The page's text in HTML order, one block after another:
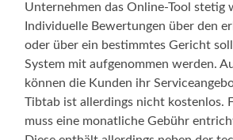
Unternehmen das Online-Tool stetig
Individuelle Bewertungen über den
oder über ein bestimmtes Gericht
System mit aufgenommen werden.
können die Kunden ihr
Tibtab ist allerdings nicht kostenlos.
muss eine monatliche Gebühr